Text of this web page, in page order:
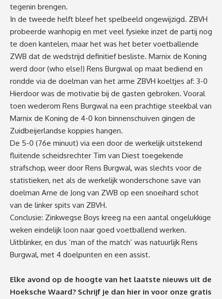
tegenin brengen.
In de tweede helft bleef het spelbeeld ongewijzigd. ZBVH
probeerde wanhopig en met veel fysieke inzet de partij nog
te doen kantelen, maar het was het beter voetballende
ZWB dat de wedstrijd definitief besliste. Marnix de Koning
werd door (who else!) Rens Burgwal op maat bediend en
rondde via de doelman van het arme ZBVH koeltjes af: 3-0
Hierdoor was de motivatie bij de gasten gebroken. Vooral
toen wederom Rens Burgwal na een prachtige steekbal van
Marnix de Koning de 4-0 kon binnenschuiven gingen de
Zuidbeijerlandse koppies hangen.
De 5-0 (76e minuut) via een door de werkelijk uitstekend
fluitende scheidsrechter Tim van Diest toegekende
strafschop, weer door Rens Burgwal, was slechts voor de
statistieken, net als de werkelijk wonderschone save van
doelman Arne de Jong van ZWB op een snoeihard schot
van de linker spits van ZBVH.
Conclusie: Zinkwegse Boys kreeg na een aantal ongelukkige
weken eindelijk loon naar goed voetballend werken.
Uitblinker, en dus ‘man of the match’ was natuurlijk Rens
Burgwal, met 4 doelpunten en een assist.
Elke avond op de hoogte van het laatste nieuws uit de
Hoeksche Waard? Schrijf je dan hier in voor onze gratis